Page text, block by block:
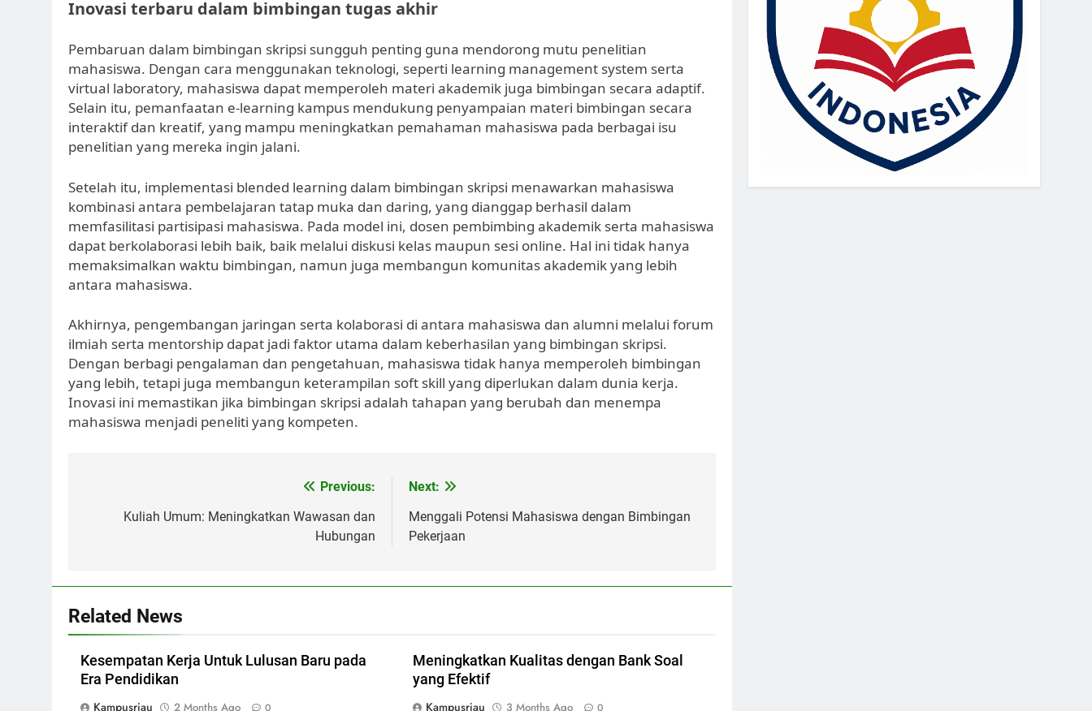
Inovasi terbaru dalam bimbingan tugas akhir
Pembaruan dalam bimbingan skripsi sungguh penting guna mendorong mutu penelitian
mahasiswa. Dengan cara menggunakan teknologi, seperti learning management system serta
virtual laboratory, mahasiswa dapat memperoleh materi akademik juga bimbingan secara adaptif.
Selain itu, pemanfaatan e-learning kampus mendukung penyampaian materi bimbingan secara
interaktif dan kreatif, yang mampu meningkatkan pemahaman mahasiswa pada berbagai isu
penelitian yang mereka ingin jalani.
Setelah itu, implementasi blended learning dalam bimbingan skripsi menawarkan mahasiswa
kombinasi antara pembelajaran tatap muka dan daring, yang dianggap berhasil dalam
memfasilitasi partisipasi mahasiswa. Pada model ini, dosen pembimbing akademik serta mahasiswa
dapat berkolaborasi lebih baik, baik melalui diskusi kelas maupun sesi online. Hal ini tidak hanya
memaksimalkan waktu bimbingan, namun juga membangun komunitas akademik yang lebih
antara mahasiswa.
Akhirnya, pengembangan jaringan serta kolaborasi di antara mahasiswa dan alumni melalui forum
ilmiah serta mentorship dapat jadi faktor utama dalam keberhasilan yang bimbingan skripsi.
Dengan berbagi pengalaman dan pengetahuan, mahasiswa tidak hanya memperoleh bimbingan
yang lebih, tetapi juga membangun keterampilan soft skill yang diperlukan dalam dunia kerja.
Inovasi ini memastikan jika bimbingan skripsi adalah tahapan yang berubah dan menempa
mahasiswa menjadi peneliti yang kompeten.
navigation
Previous:
Kuliah Umum: Meningkatkan Wawasan dan
Hubungan
Next:
Menggali Potensi Mahasiswa dengan Bimbingan
Pekerjaan
Related News
Kesempatan Kerja Untuk Lulusan Baru pada
Era Pendidikan
Kampusriau
2 Months Ago 0
Meningkatkan Kualitas dengan Bank Soal
yang Efektif
Kampusriau
3 Months Ago 0